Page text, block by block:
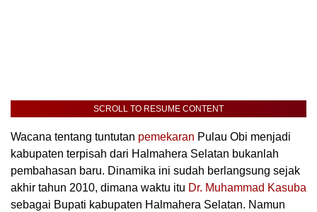
SCROLL TO RESUME CONTENT
Wacana tentang tuntutan pemekaran Pulau Obi menjadi
kabupaten terpisah dari Halmahera Selatan bukanlah
pembahasan baru. Dinamika ini sudah berlangsung sejak
akhir tahun 2010, dimana waktu itu Dr. Muhammad Kasuba
sebagai Bupati kabupaten Halmahera Selatan. Namun